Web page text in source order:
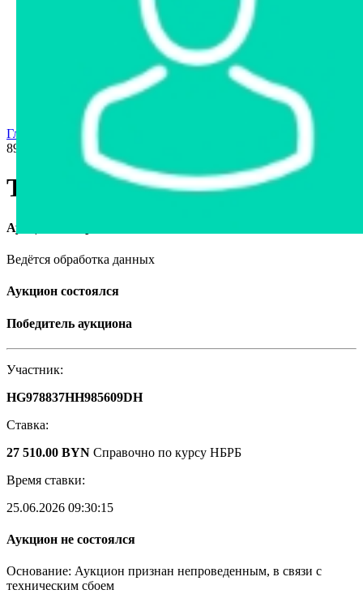
Арестованное имущество
Реестр несостоявшихся торгов
Реестр переоценок
Государственное имущество
Главная страница
892, 2008
Трактор Беларус 892, 2008
Аукцион завершён
Ведётся обработка данных
Аукцион состоялся
Победитель аукциона
Участник:
HG978837HH985609DH
Ставка:
27 510.00 BYN Справочно по курсу НБРБ
Время ставки:
25.06.2026 09:30:15
Аукцион не состоялся
Основание: Аукцион признан непроведенным, в связи с
техническим сбоем